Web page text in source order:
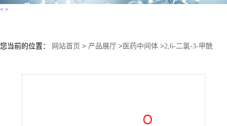
< >
您当前的位置： 网站首页 > 产品展厅 > 医药中间体 >2,6-二氯-3-甲酰